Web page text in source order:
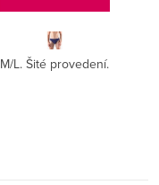
M/L. Šité provedení.